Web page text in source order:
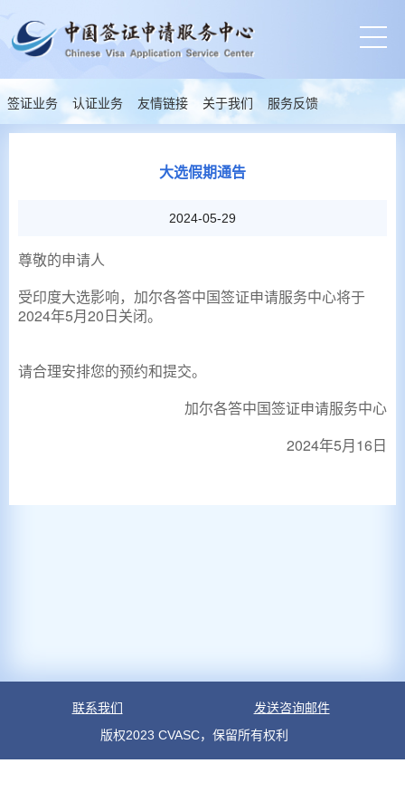
签证业务 认证业务 友情链接 关于我们 服务反馈
大选假期通告
2024-05-29
尊敬的申请人
受印度大选影响，加尔各答中国签证申请服务中心将于
2024年5月20日关闭。
请合理安排您的预约和提交。
加尔各答中国签证申请服务中心
2024年5月16日
联系我们
发送咨询邮件
版权2023 CVASC，保留所有权利